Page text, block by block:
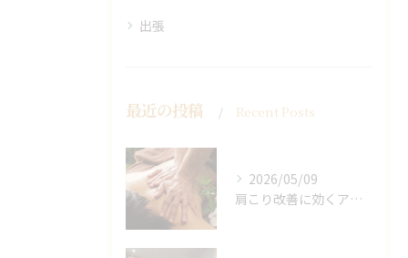
出張
最近の投稿 Recent Posts
2026/05/09
肩こり改善に効くアロマリンパの手技と効果